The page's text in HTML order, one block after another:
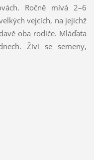
Ročně mívá 2–6
vejcích, na jejichž
oba rodiče. Mláďata
Živí se semeny,